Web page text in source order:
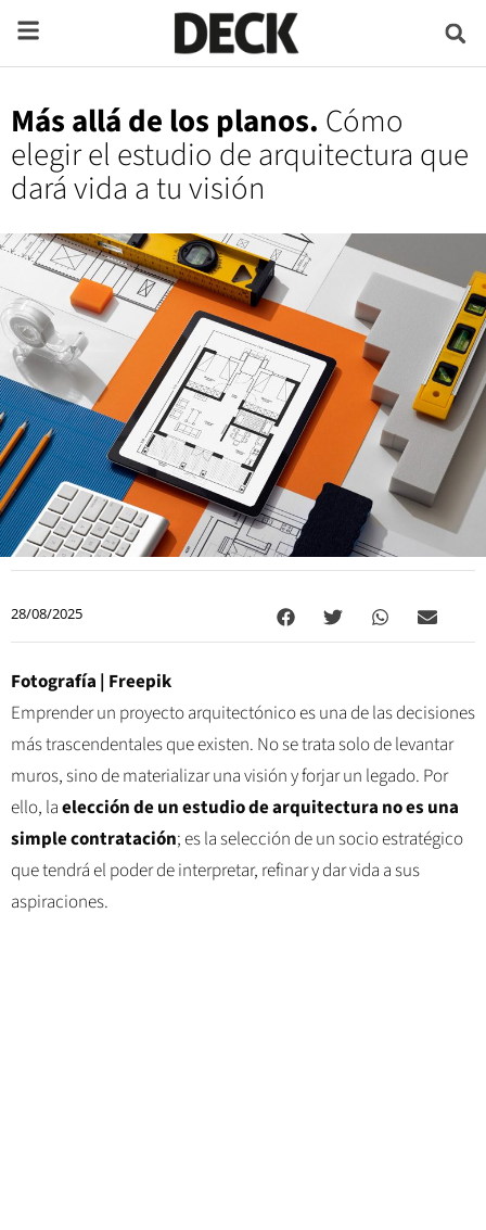
Más allá de los planos. Cómo
elegir el estudio de arquitectura que
dará vida a tu visión
28/08/2025
Fotografía | Freepik
Emprender un proyecto arquitectónico es una de las decisiones
más trascendentales que existen. No se trata solo de levantar
muros, sino de materializar una visión y forjar un legado. Por
ello, laelección de un estudio de arquitectura no es una
simple contratación; es la selección de un socio estratégico
que tendrá el poder de interpretar, refinar y dar vida a sus
aspiraciones.